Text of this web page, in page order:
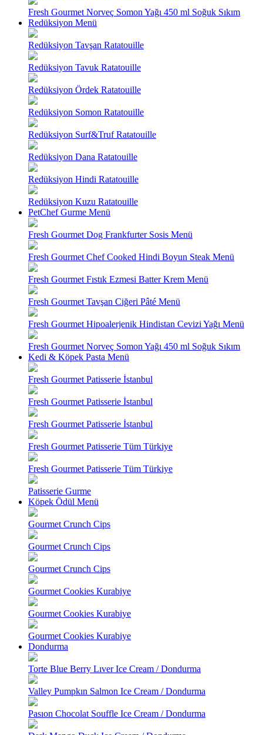
Fresh Gourmet Norveç Somon Yağı 450 ml Soğuk Sıkım
Redüksiyon Menü
Redüksiyon Tavşan Ratatouille
Redüksiyon Tavuk Ratatouille
Redüksiyon Ördek Ratatouille
Redüksiyon Somon Ratatouille
Redüksiyon Surf&Truf Ratatouille
Redüksiyon Dana Ratatouille
Redüksiyon Hindi Ratatouille
Redüksiyon Kuzu Ratatouille
PetChef Gurme Menü
Fresh Gourmet Dog Frankfurter Sosis Menü
Fresh Gourmet Chef Cooked Hindi Boyun Steak Menü
Fresh Gourmet Fıstık Ezmesi Batter Krem Menü
Fresh Gourmet Tavşan Ciğeri Pâté Menü
Fresh Gourmet Hipoalerjenik Hindistan Cevizi Yağı Menü
Fresh Gourmet Norveç Somon Yağı 450 ml Soğuk Sıkım
Kedi & Köpek Pasta Menü
Fresh Gourmet Patisserie İstanbul
Fresh Gourmet Patisserie İstanbul
Fresh Gourmet Patisserie İstanbul
Fresh Gourmet Patisserie Tüm Türkiye
Fresh Gourmet Patisserie Tüm Türkiye
Patisserie Gurme
Köpek Ödül Menü
Gourmet Crunch Cips
Gourmet Crunch Cips
Gourmet Crunch Cips
Gourmet Cookies Kurabiye
Gourmet Cookies Kurabiye
Gourmet Cookies Kurabiye
Dondurma
Torte Blue Berry Lıver Ice Cream / Dondurma
Valley Pumpkın Salmon Ice Cream / Dondurma
Pasıon Chocolat Souffle Ice Cream / Dondurma